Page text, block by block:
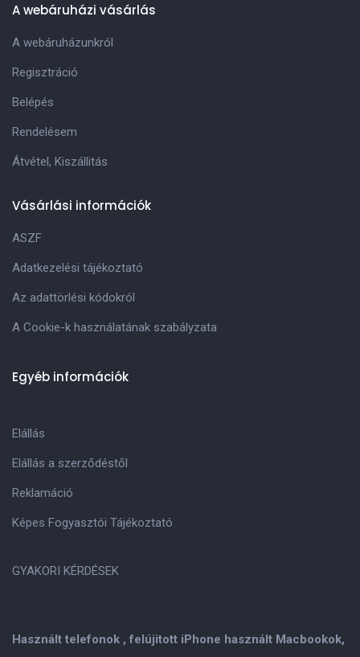
Használt telefonok , felújitott iPhone használt Macbookok,
A webáruházi vásárlás
A webáruházunkról
Regisztráció
Belépés
Rendelésem
Átvétel, Kiszállitás
Vásárlási információk
ASZF
Adatkezelési tájékoztató
Az adattörlési kódokról
A Cookie-k használatának szabályzata
Egyéb információk
Elállás
Elállás a szerződéstől
Reklamáció
Képes Fogyasztói Tájékoztató
GYAKORI KÉRDÉSEK